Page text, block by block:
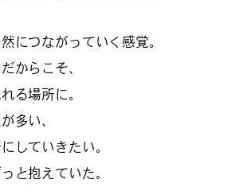
#花・植物と暮らそう
#編集部の好きな店
につながっていく感覚。
からこそ、
る場所に。
多い、
していきたい。
と抱えていた。